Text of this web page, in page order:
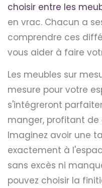
choisir entre les
en vrac. Chacun a
comprendre ces
vous aider à faire
Les meubles sur
mesure pour votre
s'intégreront
manger, profitant de
Imaginez avoir une
exactement à
sans excès ni
pouvez choisir la